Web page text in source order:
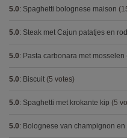
5.0: Spaghetti bolognese maison
5.0: Steak met Cajun patatjes en
5.0: Pasta carbonara met mosselen
5.0: Biscuit (5 votes)
5.0: Spaghetti met krokante kip (5
5.0: Bolognese van champignon